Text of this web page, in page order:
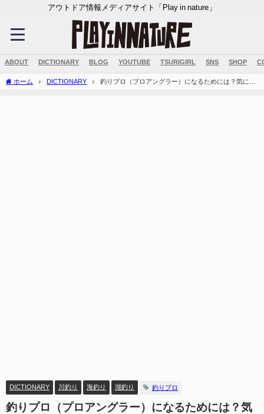
アウトドア情報メディアサイト「Play in nature」
ABOUT DICTIONARY BLOG YOUTUBE TSURIGIRL SNS SHOP
ホーム DICTIONARY
釣りプロ（プロアングラー）になるためには？気にな
DICTIONARY 川釣り 海釣り 湖釣り 釣りプロ
釣りプロ（プロアングラー）になるためには？気